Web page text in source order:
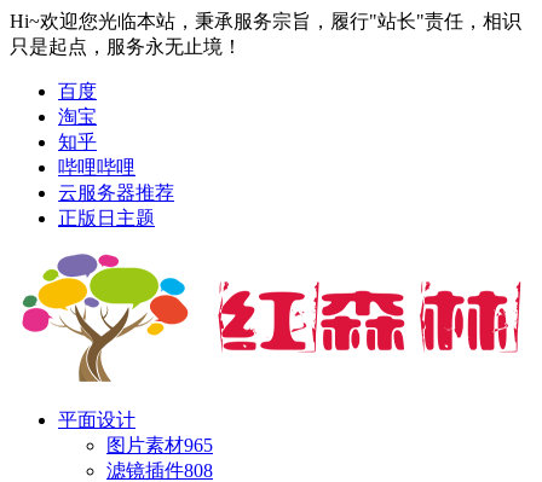
Hi~欢迎您光临本站，秉承服务宗旨，履行"站长"责任，相识
只是起点，服务永无止境！
百度
淘宝
知乎
哔哩哔哩
云服务器推荐
正版日主题
平面设计
图片素材965
滤镜插件808